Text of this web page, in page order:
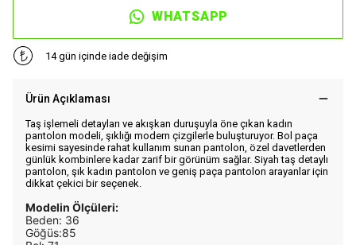
WHATSAPP
14 gün içinde iade değişim
Ürün Açıklaması
Taş işlemeli detayları ve akışkan duruşuyla öne çıkan kadın
pantolon modeli, şıklığı modern çizgilerle buluşturuyor. Bol paça
kesimi sayesinde rahat kullanım sunan pantolon, özel davetlerden
günlük kombinlere kadar zarif bir görünüm sağlar. Siyah taş detaylı
pantolon, şık kadın pantolon ve geniş paça pantolon arayanlar için
dikkat çekici bir seçenek.
Modelin Ölçüleri:
Beden: 36
Göğüs:85